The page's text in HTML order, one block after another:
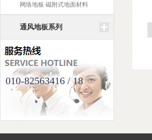
网络地板 磁附式地面材料
通风地板系列
010-82563416 / 18